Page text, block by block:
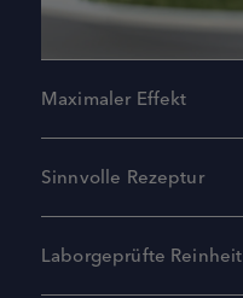
Maximaler Effekt
Sinnvolle Rezeptur
Laborgeprüfte Reinheit